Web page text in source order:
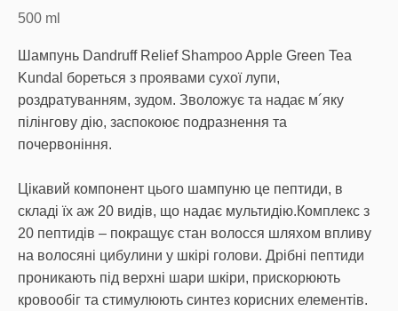
500 ml
Шампунь Dandruff Relief Shampoo Apple Green Tea
Kundal бореться з проявами сухої лупи,
роздратуванням, зудом. Зволожує та надає м´яку
пілінгову дію, заспокоює подразнення та
почервоніння.
Цікавий компонент цього шампуню це пептиди, в
складі їх аж 20 видів, що надає мультидію.Комплекс з
20 пептидів – покращує стан волосся шляхом впливу
на волосяні цибулини у шкірі голови. Дрібні пептиди
проникають під верхні шари шкіри, прискорюють
кровообіг та стимулюють синтез корисних елементів.